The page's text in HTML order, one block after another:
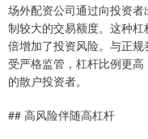
场外配资公司通过向投资
制较大的交易额度。这种
倍增加了投资风险。与正
受严格监管，杠杆比例更
的散户投资者。
## 高风险伴随高杠杆